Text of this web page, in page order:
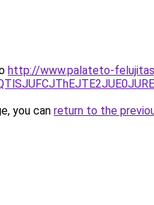
http://www.palateto-
you can return to the